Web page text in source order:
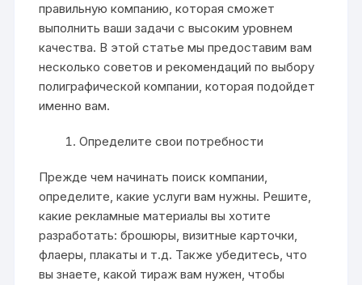
правильную компанию, которая сможет
выполнить ваши задачи с высоким уровнем
качества. В этой статье мы предоставим вам
несколько советов и рекомендаций по выбору
полиграфической компании, которая подойдет
именно вам.
Определите свои потребности
Прежде чем начинать поиск компании,
определите, какие услуги вам нужны. Решите,
какие рекламные материалы вы хотите
разработать: брошюры, визитные карточки,
флаеры, плакаты и т.д. Также убедитесь, что
вы знаете, какой тираж вам нужен, чтобы